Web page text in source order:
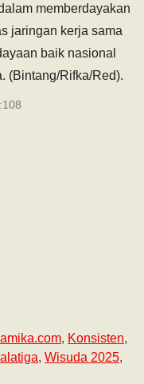
memberdayakan
jaringan kerja sama
baik nasional
(Bintang/Rifka/Red).
108
, Konsisten,
, Wisuda 2025,